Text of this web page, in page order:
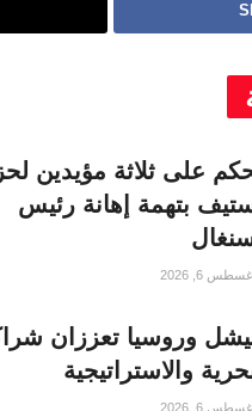
على ثلاثة مؤيدين
بتهمة إهانة رئيس
أغسطس 6, 2026
وروسيا تعززان
والاستراتيجية
أغسطس 6, 2026